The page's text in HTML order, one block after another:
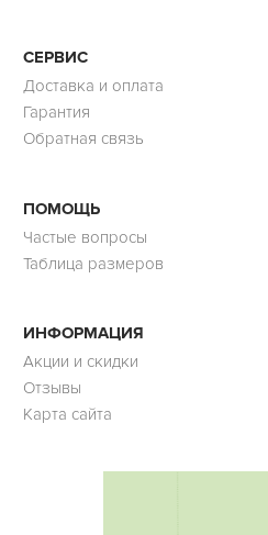
СЕРВИС
Доставка и оплата
Гарантия
Обратная связь
ПОМОЩЬ
Частые вопросы
Таблица размеров
ИНФОРМАЦИЯ
Акции и скидки
Отзывы
Карта сайта